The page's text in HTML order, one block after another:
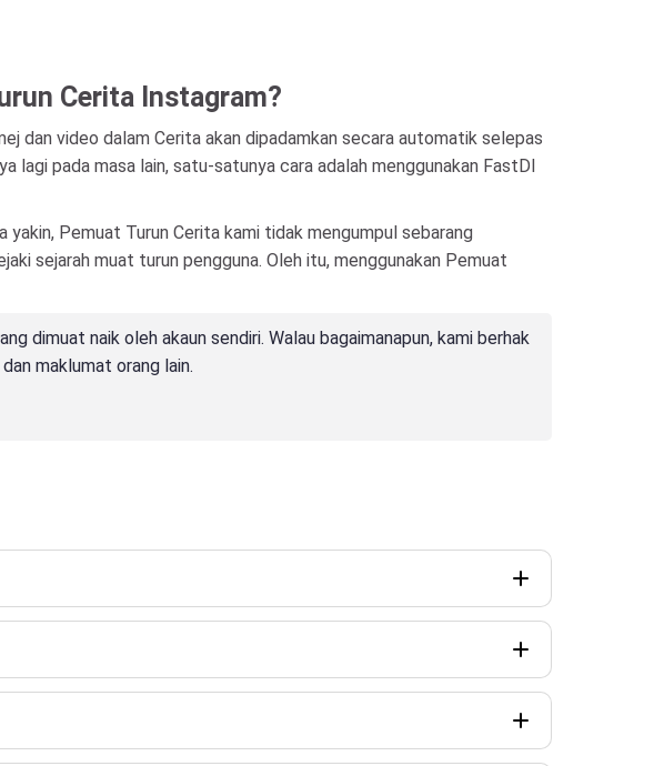
Cerita Instagram?
dan video dalam Cerita akan dipadamkan secara automatik selepas
lagi pada masa lain, satu-satunya cara adalah menggunakan FastDl
Pemuat Turun Cerita kami tidak mengumpul sebarang
sejarah muat turun pengguna. Oleh itu, menggunakan Pemuat
dimuat naik oleh akaun sendiri. Walau bagaimanapun, kami berhak
maklumat orang lain.